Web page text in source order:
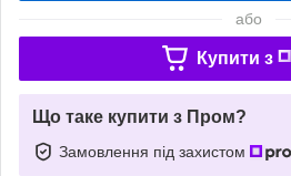
або
Купити з
Що таке купити з Пром?
Замовлення під захистом